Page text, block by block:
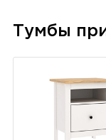
Тумбы